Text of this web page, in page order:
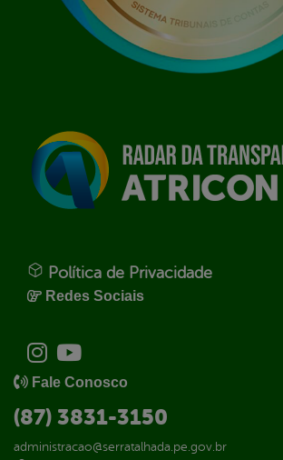
Política de Privacidade
Redes Sociais
Fale Conosco
(87) 3831-3150
administracao@serratalhada.pe.gov.br